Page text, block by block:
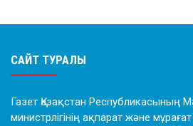
САЙТ ТУРАЛЫ
Газет Қазақстан Республикасының
министрлігінің ақпарат және мұрағат